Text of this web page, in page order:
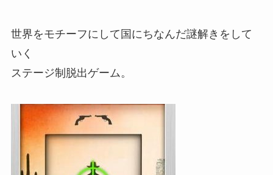
世界をモチーフにして国にちなんだ謎解きをして
いく
ステージ制脱出ゲーム。